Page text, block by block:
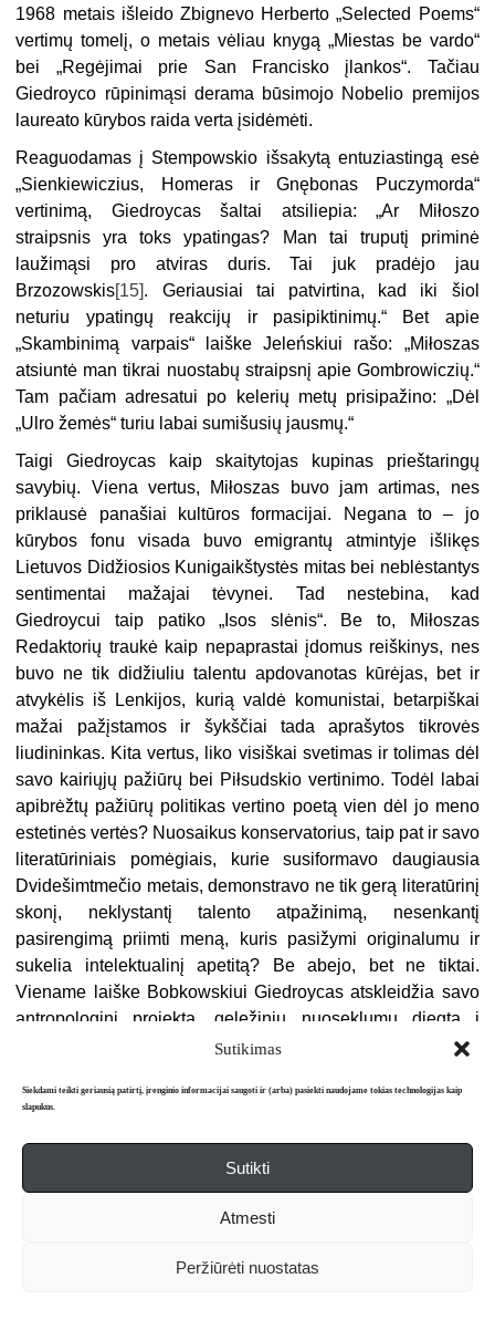
Sutikimas
Siekdami teikti geriausią patirtį, įrenginio informacijai saugoti ir (arba) pasiekti naudojame tokias technologijas kaip
slapukus.
Sutikti
Atmesti
Peržiūrėti nuostatas
1968 metais išleido Zbignevo Herberto „Selected Poems“
vertimų tomelį, o metais vėliau knygą „Miestas be vardo“
bei „Regėjimai prie San Francisko įlankos“. Tačiau
Giedroyco rūpinimąsi derama būsimojo Nobelio premijos
laureato kūrybos raida verta įsidėmėti.
Reaguodamas į Stempowskio išsakytą entuziastingą esė
„Sienkiewiczius, Homeras ir Gnębonas Puczymorda“
vertinimą, Giedroycas šaltai atsiliepia: „Ar Miłoszo
straipsnis yra toks ypatingas? Man tai truputį priminė
laužimąsi pro atviras duris. Tai juk pradėjo jau
Brzozowskis[15]. Geriausiai tai patvirtina, kad iki šiol
neturiu ypatingų reakcijų ir pasipiktinimų.“ Bet apie
„Skambinimą varpais“ laiške Jeleńskiui rašo: „Miłoszas
atsiuntė man tikrai nuostabų straipsnį apie Gombrowiczių.“
Tam pačiam adresatui po kelerių metų prisipažino: „Dėl
„Ulro žemės“ turiu labai sumišusių jausmų.“
Taigi Giedroycas kaip skaitytojas kupinas prieštaringų
savybių. Viena vertus, Miłoszas buvo jam artimas, nes
priklausė panašiai kultūros formacijai. Negana to – jo
kūrybos fonu visada buvo emigrantų atmintyje išlikęs
Lietuvos Didžiosios Kunigaikštystės mitas bei neblėstantys
sentimentai mažajai tėvynei. Tad nestebina, kad
Giedroycui taip patiko „Isos slėnis“. Be to, Miłoszas
Redaktorių traukė kaip nepaprastai įdomus reiškinys, nes
buvo ne tik didžiuliu talentu apdovanotas kūrėjas, bet ir
atvykėlis iš Lenkijos, kurią valdė komunistai, betarpiškai
mažai pažįstamos ir šykščiai tada aprašytos tikrovės
liudininkas. Kita vertus, liko visiškai svetimas ir tolimas dėl
savo kairiųjų pažiūrų bei Piłsudskio vertinimo. Todėl labai
apibrėžtų pažiūrų politikas vertino poetą vien dėl jo meno
estetinės vertės? Nuosaikus konservatorius, taip pat ir savo
literatūriniais pomėgiais, kurie susiformavo daugiausia
Dvidešimtmečio metais, demonstravo ne tik gerą literatūrinį
skonį, neklystantį talento atpažinimą, nesenkantį
pasirengimą priimti meną, kuris pasižymi originalumu ir
sukelia intelektualinį apetitą? Be abejo, bet ne tiktai.
Viename laiške Bobkowskiui Giedroycas atskleidžia savo
antropologinį projektą, geležiniu nuoseklumu diegtą į
gyvenimą „Kulturos“ puslapiuose. Atsakydamas adresatui
padėjau Miłoszui silpninti tikėjimą emigracijos prasme.
Andersas
, prasme. Emigracijos prasmę
sudaro būtent tai, kad ji privalo ugdyti tikrai kosmopolitiškus
Lenkijoje. Ir Piłsudskis sakė, kad nenori gyventi išvietėje, o